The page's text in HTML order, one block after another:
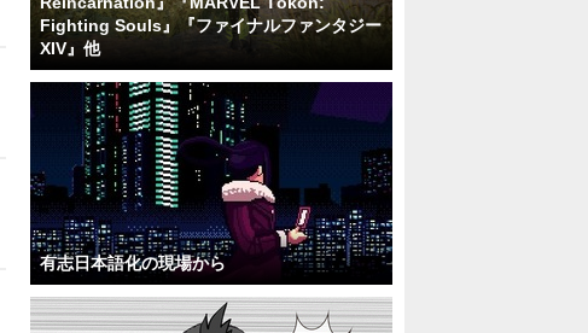
Fighting Souls』『ファイナルファンタジー
XIV』他
有志日本語化の現場から